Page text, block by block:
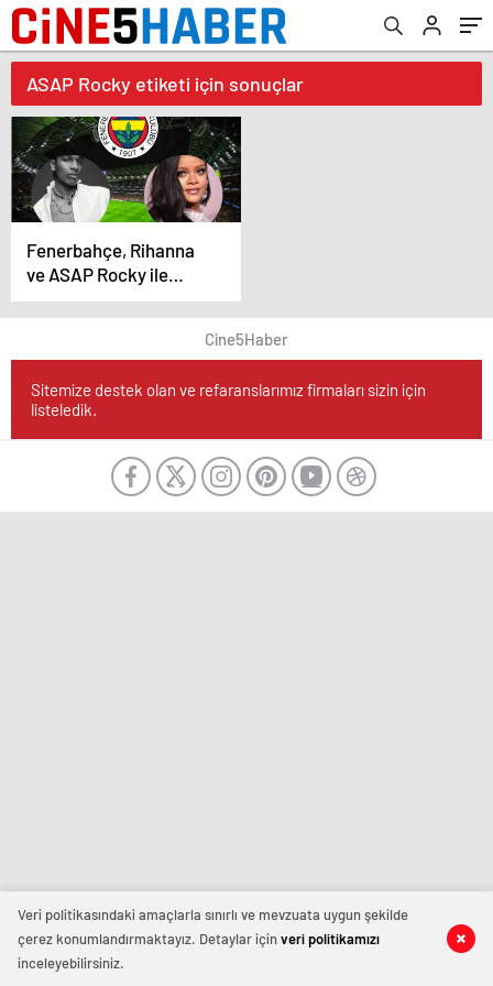
ASAP Rocky etiketi için sonuçlar
Fenerbahçe, Rihanna
ve ASAP Rocky ile
Tarihi Bir Anlaşmaya
Yaklaştı!
Cine5Haber
Sitemize destek olan ve refaranslarımız firmaları sizin için
listeledik.
Veri politikasındaki amaçlarla sınırlı ve mevzuata uygun şekilde
çerez konumlandırmaktayız. Detaylar içinveri politikamızı
inceleyebilirsiniz.